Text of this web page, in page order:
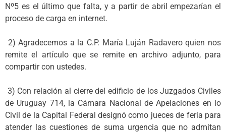
Nº5 es el último que falta, y a partir de abril empezarían el
proceso de carga en internet.
2) Agradecemos a la C.P. María Luján Radavero quien nos
remite el artículo que se remite en archivo adjunto, para
compartir con ustedes.
3) Con relación al cierre del edificio de los Juzgados Civiles
de Uruguay 714, la Cámara Nacional de Apelaciones en lo
Civil de la Capital Federal designó como jueces de feria para
atender las cuestiones de suma urgencia que no admitan